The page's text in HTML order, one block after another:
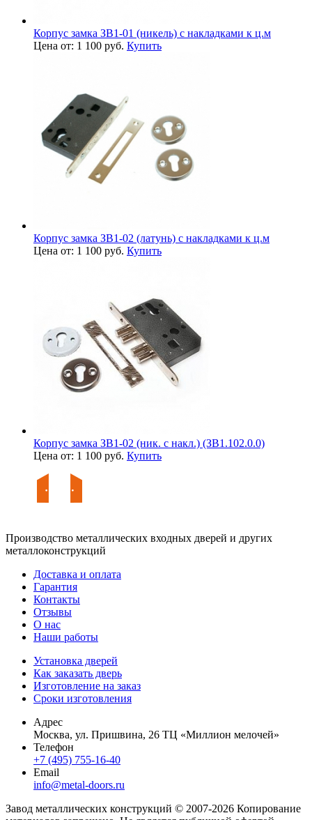
Корпус замка ЗВ1-01 (никель) с накладками к ц.м
Цена от: 1 100 руб. Купить
Корпус замка ЗВ1-02 (латунь) с накладками к ц.м
Цена от: 1 100 руб. Купить
Корпус замка ЗВ1-02 (ник. с накл.) (ЗВ1.102.0.0)
Цена от: 1 100 руб. Купить
Производство металлических входных дверей и других
металлоконструкций
Доставка и оплата
Гарантия
Контакты
Отзывы
О нас
Наши работы
Установка дверей
Как заказать дверь
Изготовление на заказ
Сроки изготовления
Адрес
Москва, ул. Пришвина, 26 ТЦ «Миллион мелочей»
Телефон
+7 (495) 755-16-40
Email
info@metal-doors.ru
Завод металлических конструкций © 2007-2026 Копирование